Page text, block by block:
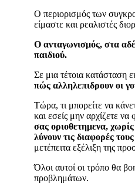
Ο περιορισμός των
είμαστε και ρεαλιστές
Ο ανταγωνισμός, στα
παιδιού.
Σε μια τέτοια κατάσταση
πώς αλληλεπιδρουν οι
Τώρα, τι μπορείτε να
και εσείς μην αρχίζετε
σας οριοθετημενα,
λύνουν τις διαφορές
μετέπειτα εξέλιξη της
Όλοι αυτοί οι τρόπο θα
προβλημάτων.